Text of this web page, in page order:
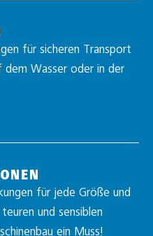
für sicheren Transport
Wasser oder in der
für jede Größe und
und sensiblen
ein Muss!